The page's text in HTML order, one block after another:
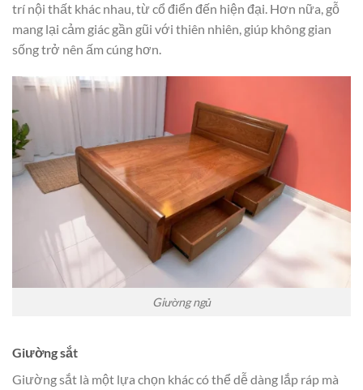
trí nội thất khác nhau, từ cổ điển đến hiện đại. Hơn nữa, gỗ
mang lại cảm giác gần gũi với thiên nhiên, giúp không gian
sống trở nên ấm cúng hơn.
Giường ngủ
Giường sắt
Giường sắt là một lựa chọn khác có thể dễ dàng lắp ráp mà